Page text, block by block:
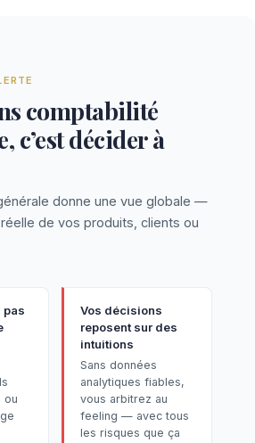
comptabilité
c’est décider à
donne une vue globale —
de vos produits, clients ou
pas
ou
Vos décisions
reposent sur des
intuitions
Sans données
analytiques fiables,
vous arbitrez au
feeling — avec tous
les risques que ça